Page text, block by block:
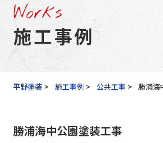
Works
施⼯事例
平野塗装 > 施工事例 > 公共工事 > 勝浦海
勝浦海中公園塗装工事